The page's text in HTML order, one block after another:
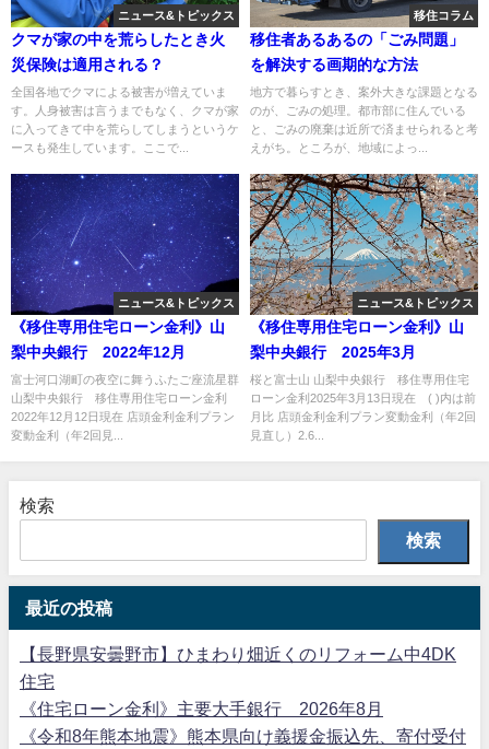
ニュース&トピックス
クマが家の中を荒らしたとき火
災保険は適用される？
全国各地でクマによる被害が増えていま
す。人身被害は言うまでもなく、クマが家
に入ってきて中を荒らしてしまうというケ
ースも発生しています。ここで...
移住コラム
移住者あるあるの「ごみ問題」
を解決する画期的な方法
地方で暮らすとき、案外大きな課題となる
のが、ごみの処理。都市部に住んでいる
と、ごみの廃棄は近所で済ませられると考
えがち。ところが、地域によっ...
ニュース&トピックス
《移住専用住宅ローン金利》山
梨中央銀行 2022年12月
富士河口湖町の夜空に舞うふたご座流星群
山梨中央銀行 移住専用住宅ローン金利
2022年12月12日現在 店頭金利金利プラン
変動金利（年2回見...
ニュース&トピックス
《移住専用住宅ローン金利》山
梨中央銀行 2025年3月
桜と富士山 山梨中央銀行 移住専用住宅
ローン金利2025年3月13日現在 ( )内は前
月比 店頭金利金利プラン変動金利（年2回
見直し）2.6...
検索
検索
最近の投稿
【長野県安曇野市】ひまわり畑近くのリフォーム中4DK
住宅
《住宅ローン金利》主要大手銀行 2026年8月
《令和8年熊本地震》熊本県向け義援金振込先、寄付受付